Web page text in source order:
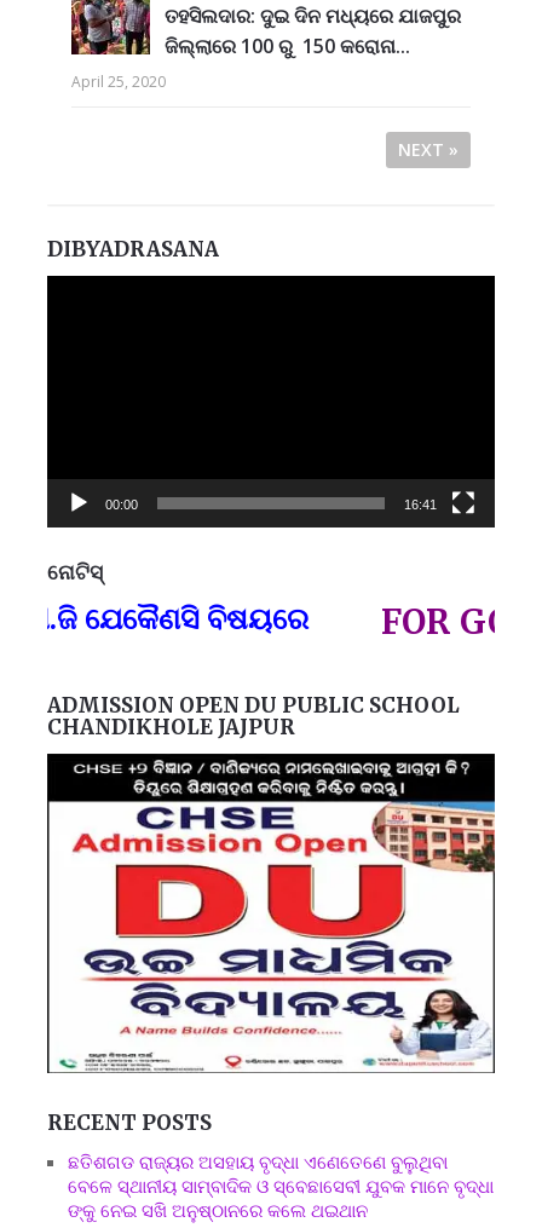
ତହସିଲଦାର: ଦୁଇ ଦିନ ମଧ୍ୟରେ ଯାଜପୁର
ଜିଲ୍ଲାରେ 100 ରୁ 150 କରୋନା...
April 25, 2020
NEXT »
DIBYADRASANA
00:00 16:41
ନୋଟିସ୍
ଯେକୈଣସି ବିଷୟରେ FOR GOVT
ADMISSION OPEN DU PUBLIC SCHOOL
CHANDIKHOLE JAJPUR
RECENT POSTS
ଛତିଶଗଡ ରାଜ୍ୟର ଅସହାୟ ବୃଦ୍ଧା ଏଣେତେଣେ ବୁଲୁଥିବା
ବେଳେ ସ୍ଥାନୀୟ ସାମ୍ବାଦିକ ଓ ସ୍ବେଛାସେବୀ ଯୁବକ ମାନେ ବୃଦ୍ଧା
ଙ୍କୁ ନେଇ ସଖି ଅନୁଷ୍ଠାନରେ କଲେ ଥଇଥାନ